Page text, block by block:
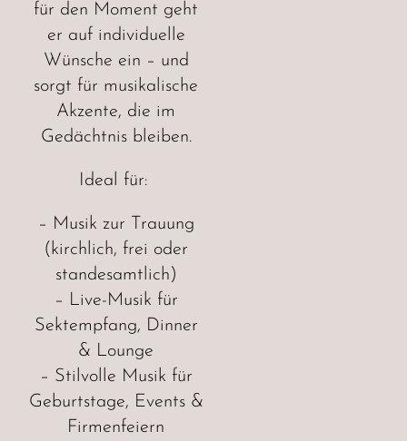
für den Moment geht
er auf individuelle
Wünsche ein – und
sorgt für musikalische
Akzente, die im
Gedächtnis bleiben.
Ideal für:
– Musik zur Trauung
(kirchlich, frei oder
standesamtlich)
– Live-Musik für
Sektempfang, Dinner
& Lounge
– Stilvolle Musik für
Geburtstage, Events &
Firmenfeiern